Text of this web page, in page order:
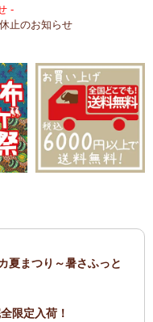
-
止のお知らせ
夏まつり～暑さふっと
限定入荷！